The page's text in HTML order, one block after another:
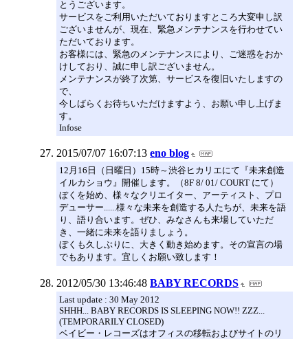
とうございます。
サービスをご利用いただいておりますところ大変申し訳
ございませんが、現在、緊急メンテナンスを行わせてい
ただいております。
お客様には、緊急のメンテナンスにより、ご迷惑をおか
けしており、誠に申し訳ございません。
メンテナンスが終了次第、サービスを復旧いたしますの
で、
今しばらくお待ちいただけますよう、お願い申し上げま
す。
Infose
2015/07/07 16:07:13 eno blog
12月16日（日曜日）15時～渋谷ヒカリエにて『未来創造
イルカショウ』開催します。（8F 8/ 01/ COURT にて）
ぼくを始め、様々なクリエイター、アーティスト、プロ
デューサー......様々な未来を創造する人たちが、未来を語
り、語り合います。ぜひ、みなさんも来場していただ
き、一緒に未来を語りましょう。
ぼくも久しぶりに、大きく動き始めます。その宣言の場
でもあります。宜しくお願い致します！
2012/05/30 13:46:48 BABY RECORDS
Last update : 30 May 2012
SHHH... BABY RECORDS IS SLEEPING NOW!! ZZZ...
(TEMPORARILY CLOSED)
ベイビー・レコーズはオフィスの移転およびサイトのリ